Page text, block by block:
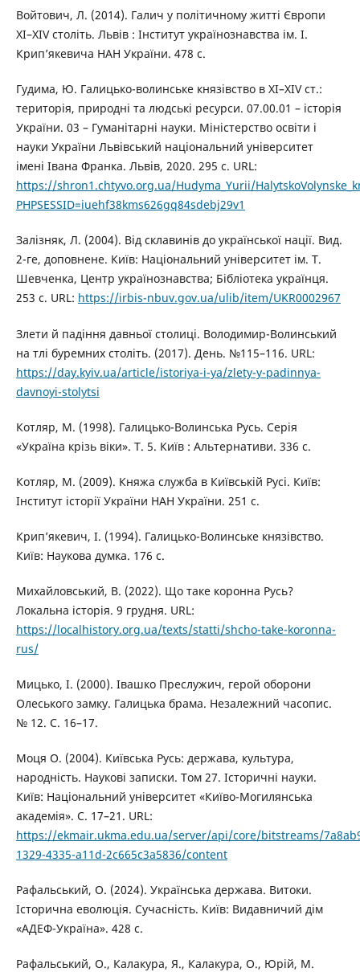
Войтович, Л. (2014). Галич у політичному житті Європи
ХІ–ХІV століть. Львів : Інститут українознавства ім. І.
Крип’якевича НАН України. 478 с.
Гудима, Ю. Галицько-волинське князівство в ХІ–ХІV ст.:
територія, природні та людські ресурси. 07.00.01 – історія
України. 03 – Гуманітарні науки. Міністерство освіти і
науки України Львівський національний університет
імені Івана Франка. Львів, 2020. 295 с. URL:
https://shron1.chtyvo.org.ua/Hudyma_Yurii/
PHPSESSID=iuehf38kms626gq84sdebj29v1
Залізняк, Л. (2004). Від склавинів до української нації. Вид.
2-ге, доповнене. Київ: Національний університет ім. Т.
Шевченка, Центр українознавства; Бібліотека українця.
253 с. URL: https://irbis-nbuv.gov.ua/ulib/item/UKR0002967
Злети й падіння давньої столиці. Володимир-Волинський
на тлі буремних століть. (2017). День. №115–116. URL:
https://day.kyiv.ua/article/istoriya-i-ya/zlety-y-padinnya-
davnoyi-stolytsi
Котляр, М. (1998). Галицько-Волинська Русь. Серія
«Україна крізь віки». Т. 5. Київ : Альтернативи. 336 с.
Котляр, М. (2009). Княжа служба в Київській Русі. Київ:
Інститут історії України НАН України. 251 с.
Крип’якевич, І. (1994). Галицько-Волинське князівство.
Київ: Наукова думка. 176 с.
Михайловський, В. (2022). Що таке коронна Русь?
Локальна історія. 9 грудня. URL:
https://localhistory.org.ua/texts/statti/shcho-take-koronna-
rus/
Мицько, І. (2000). Івашко Преслужич, герой оборони
Олеського замку. Галицька брама. Незалежний часопис.
№ 12. С. 16–17.
Моця О. (2004). Київська Русь: держава, культура,
народність. Наукові записки. Том 27. Історичні науки.
Київ: Національний університет «Київо-Могилянська
академія». С. 17–21. URL:
https://ekmair.ukma.edu.ua/server/api/core/bitstreams/
1329-4335-a11d-2c665c3a5836/content
Рафальський, О. (2024). Українська держава. Витоки.
Історична еволюція. Сучасність. Київ: Видавничий дім
«АДЕФ-Україна». 428 с.
Рафальський, О., Калакура, Я., Калакура, О., Юрій, М.